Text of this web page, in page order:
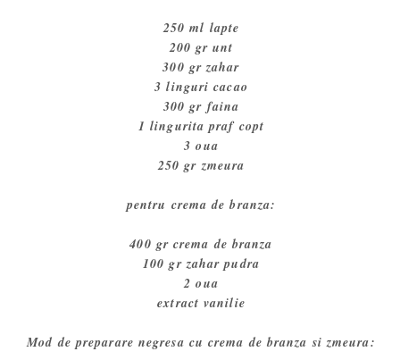
250 ml lapte
200 gr unt
300 gr zahar
3 linguri cacao
300 gr faina
1 lingurita praf copt
3 oua
250 gr zmeura
pentru crema de branza:
400 gr crema de branza
100 gr zahar pudra
2 oua
extract vanilie
Mod de preparare negresa cu crema de branza si zmeura: